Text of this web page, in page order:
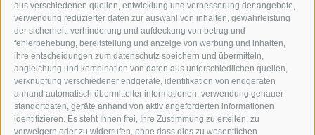
aus verschiedenen quellen, entwicklung und verbesserung der angebote,
verwendung reduzierter daten zur auswahl von inhalten, gewährleistung
der sicherheit, verhinderung und aufdeckung von betrug und
fehlerbehebung, bereitstellung und anzeige von werbung und inhalten,
ihre entscheidungen zum datenschutz speichern und übermitteln,
abgleichung und kombination von daten aus unterschiedlichen quellen,
verknüpfung verschiedener endgeräte, identifikation von endgeräten
anhand automatisch übermittelter informationen, verwendung genauer
standortdaten, geräte anhand von aktiv angeforderten informationen
identifizieren. Es steht Ihnen frei, Ihre Zustimmung zu erteilen, zu
verweigern oder zu widerrufen, ohne dass dies zu wesentlichen
hotel st.anton ***s
hotel st.anton ***s
Helmut Kompatscher
St.-Anton-Str. 7
39050 Völs am Schlern
Südtirol - Dolomiten - Italien